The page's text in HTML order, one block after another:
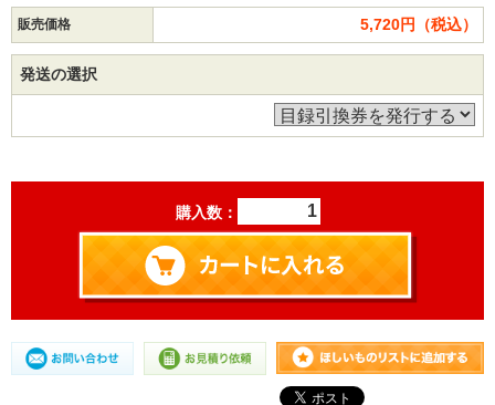
販売価格 5,720円（税込）
発送の選択
購入数：